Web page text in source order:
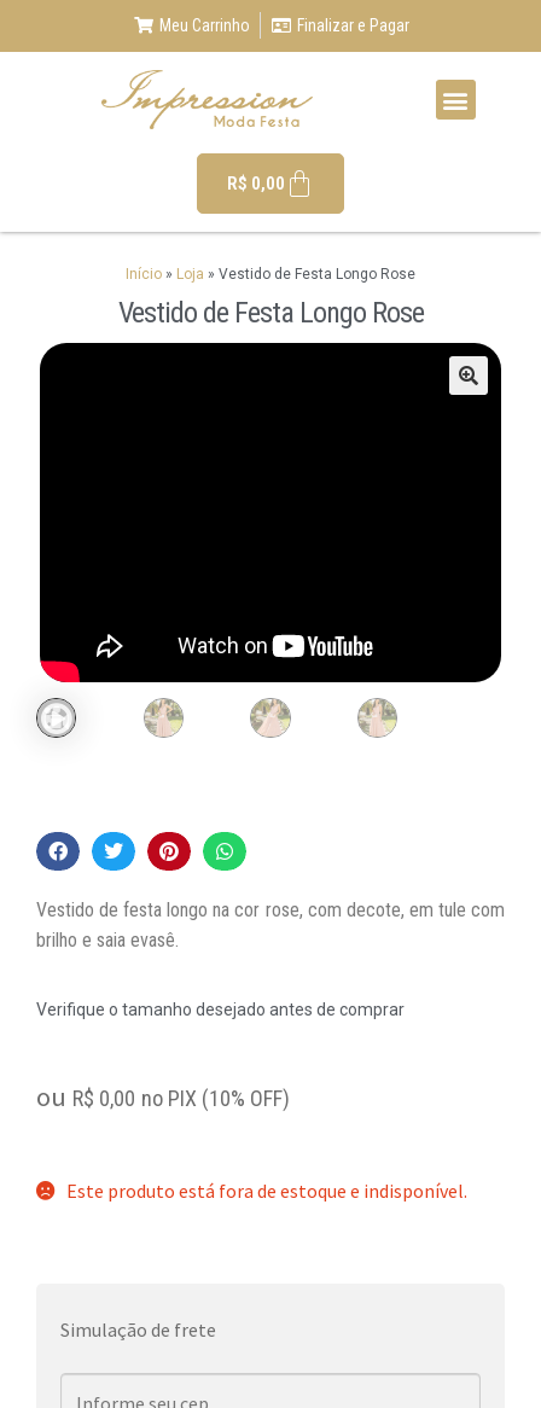
Meu Carrinho Finalizar e Pagar
R$ 0,00
Início » Loja » Vestido de Festa Longo Rose
Vestido de Festa Longo Rose
Vestido de festa longo na cor rose, com decote, em tule com
brilho e saia evasê.
Verifique o tamanho desejado antes de comprar
ou R$ 0,00 no PIX (10% OFF)
Este produto está fora de estoque e indisponível.
Simulação de frete